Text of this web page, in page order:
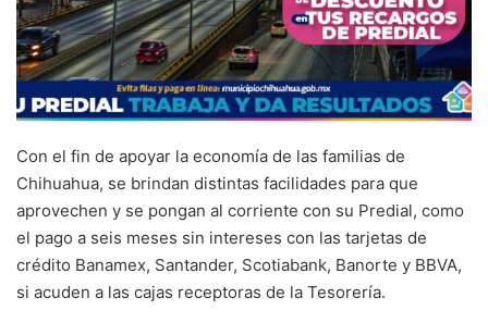
Con el fin de apoyar la economía de las familias de
Chihuahua, se brindan distintas facilidades para que
aprovechen y se pongan al corriente con su Predial, como
el pago a seis meses sin intereses con las tarjetas de
crédito Banamex, Santander, Scotiabank, Banorte y BBVA,
si acuden a las cajas receptoras de la Tesorería.